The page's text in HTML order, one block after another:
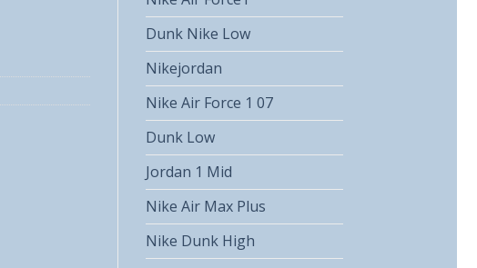
Dunk Nike Low
Nikejordan
Nike Air Force 1 07
Dunk Low
Jordan 1 Mid
Nike Air Max Plus
Nike Dunk High